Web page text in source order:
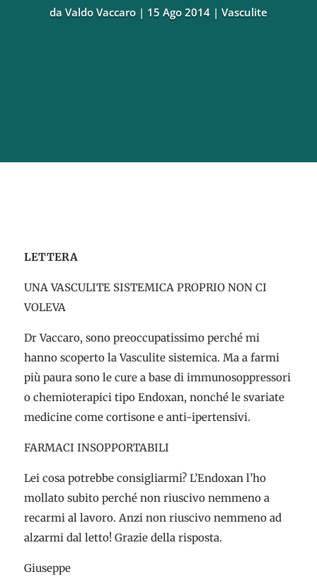
da Valdo Vaccaro 15 Ago 2014 Vasculite
LETTERA
UNA VASCULITE SISTEMICA PROPRIO NON CI
VOLEVA
Dr Vaccaro, sono preoccupatissimo perché mi
hanno scoperto la Vasculite sistemica. Ma a farmi
più paura sono le cure a base di immunosoppressori
o chemioterapici tipo Endoxan, nonché le svariate
medicine come cortisone e anti-ipertensivi.
FARMACI INSOPPORTABILI
Lei cosa potrebbe consigliarmi? L’Endoxan l’ho
mollato subito perché non riuscivo nemmeno a
recarmi al lavoro. Anzi non riuscivo nemmeno ad
alzarmi dal letto! Grazie della risposta.
Giuseppe